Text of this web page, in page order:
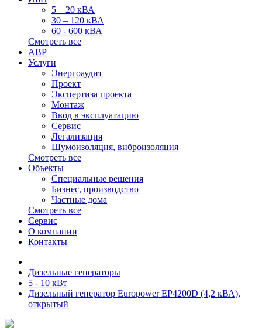
5 – 20 кВА
30 – 120 кВА
60 - 600 кВА
Смотреть все
АВР
Услуги
Энергоаудит
Проект
Экспертиза проекта
Монтаж
Ввод в эксплуатацию
Сервис
Легализация
Шумоизоляция, виброизоляция
Смотреть все
Объекты
Специальные решения
Бизнес, производство
Частные дома
Смотреть все
Сервис
О компании
Контакты
Дизельные генераторы
5 - 10 кВт
Дизельный генератор Europower EP4200D (4,2 кВА),
открытый